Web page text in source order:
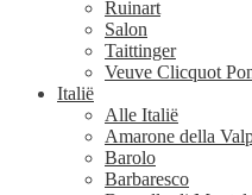
Ruinart
Salon
Taittinger
Veuve Clicquot
Italië
Alle Italië
Amarone della
Barolo
Barbaresco